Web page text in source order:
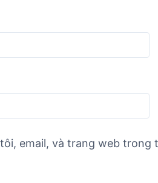
email, và trang web